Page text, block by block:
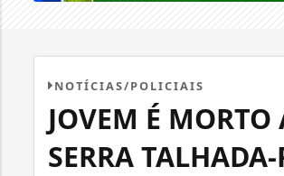
NOTÍCIAS/POLICIAIS
JOVEM É
SERRA TALHADA-